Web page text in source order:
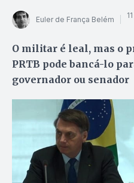
Euler de França Belém
O militar é leal, mas o
PRTB pode bancá-lo
governador ou senador